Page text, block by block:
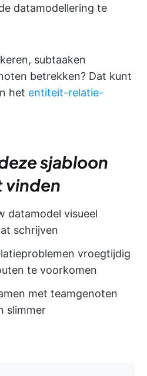
datamodellering te
subtaaken
betrekken? Dat kunt
het entiteit-relatie-
sjabloon
vinden
datamodel visueel
schrijven
vroegtijdig
te voorkomen
met teamgenoten
slimmer